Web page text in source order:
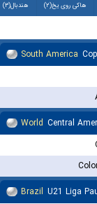
هاکی روی یخ(۲) هندبال(۳)
South America
World Central
Brazil U21 Liga